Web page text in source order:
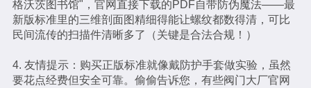
格沃茨图书馆"，官网直接下载的PDF自带防伪魔法——最
新版标准里的三维剖面图精细得能让螺纹都数得清，可比
民间流传的扫描件清晰多了（关键是合法合规！）
4. 友情提示：购买正版标准就像戴防护手套做实验，虽然
要花点经费但安全可靠。偷偷告诉您，有些阀门大厂官网